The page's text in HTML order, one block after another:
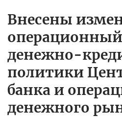
Внесены
денежно-
политики
банка и
денежного